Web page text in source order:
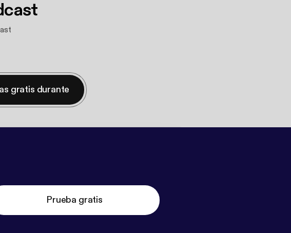
gratis durante
Prueba gratis